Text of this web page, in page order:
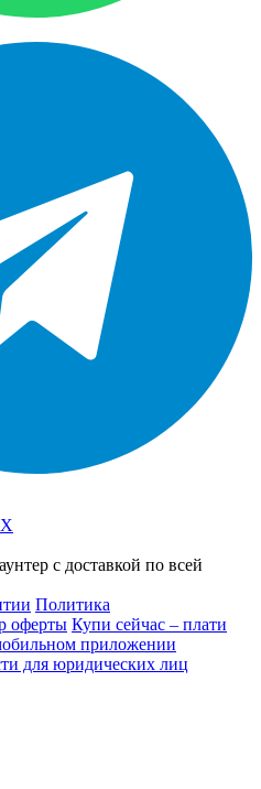
с доставкой по всей
Политика
оферты Купи сейчас – плати
приложении
для юридических лиц